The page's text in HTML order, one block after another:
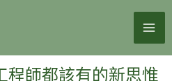
程師都該有的新思惟